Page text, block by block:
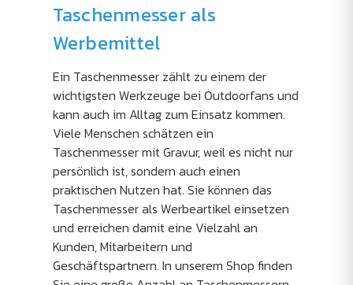
Taschenmesser als
Werbemittel
Ein Taschenmesser zählt zu einem der
wichtigsten Werkzeuge bei Outdoorfans und
kann auch im Alltag zum Einsatz kommen.
Viele Menschen schätzen ein
Taschenmesser mit Gravur, weil es nicht nur
persönlich ist, sondern auch einen
praktischen Nutzen hat. Sie können das
Taschenmesser als Werbeartikel einsetzen
und erreichen damit eine Vielzahl an
Kunden, Mitarbeitern und
Geschäftspartnern. In unserem Shop finden